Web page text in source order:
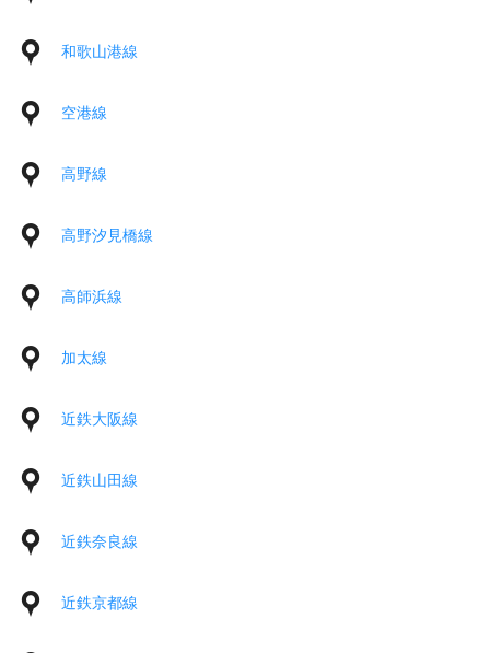
和歌山港線
空港線
高野線
高野汐見橋線
高師浜線
加太線
近鉄大阪線
近鉄山田線
近鉄奈良線
近鉄京都線